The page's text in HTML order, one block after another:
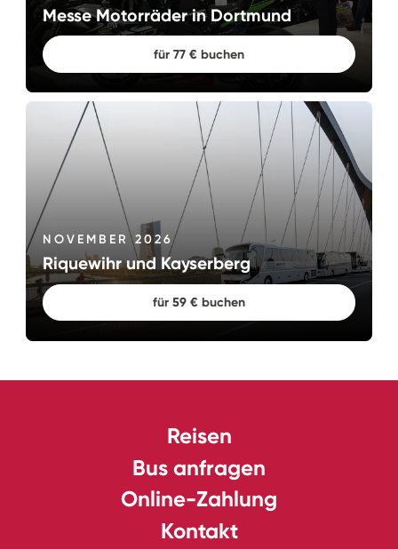
Messe Motorräder in Dortmund
für 77 € buchen
NOVEMBER 2026
Riquewihr und Kayserberg
für 59 € buchen
Reisen
Bus anfragen
Online-Zahlung
Kontakt